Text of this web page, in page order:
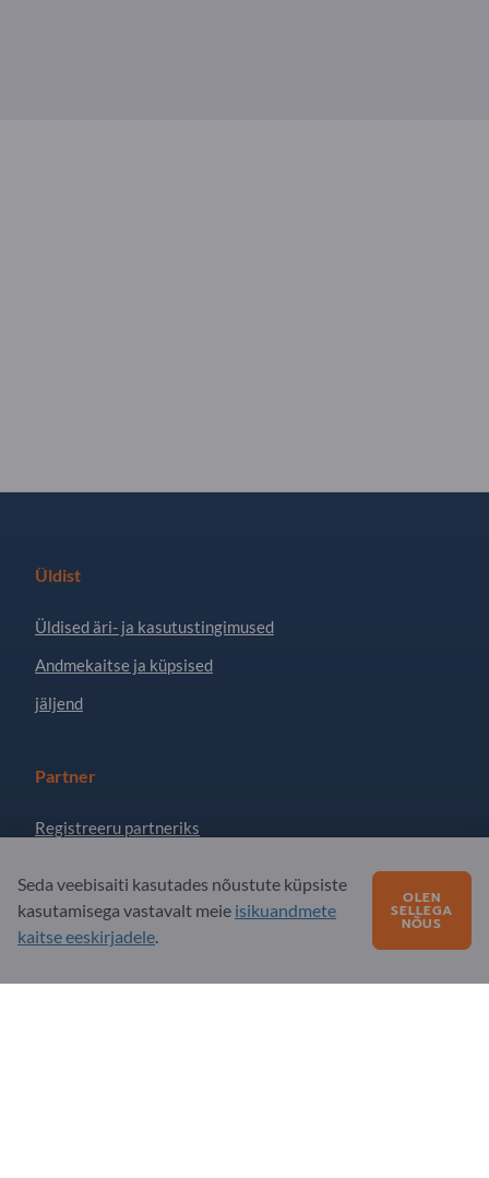
Üldist
Üldised äri- ja kasutustingimused
Andmekaitse ja küpsised
jäljend
Partner
Registreeru partneriks
Küsimusi?
KKK - korduma kippuvad küsimused
Seda veebisaiti kasutades nõustute küpsiste
kasutamisega vastavalt meie isikuandmete
kaitse eeskirjadele.
OLEN
SELLEGA
NÕUS